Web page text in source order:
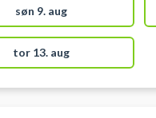
hos Café Feven i hallen.
og afhænger af
søn 9. aug
tor 13. aug